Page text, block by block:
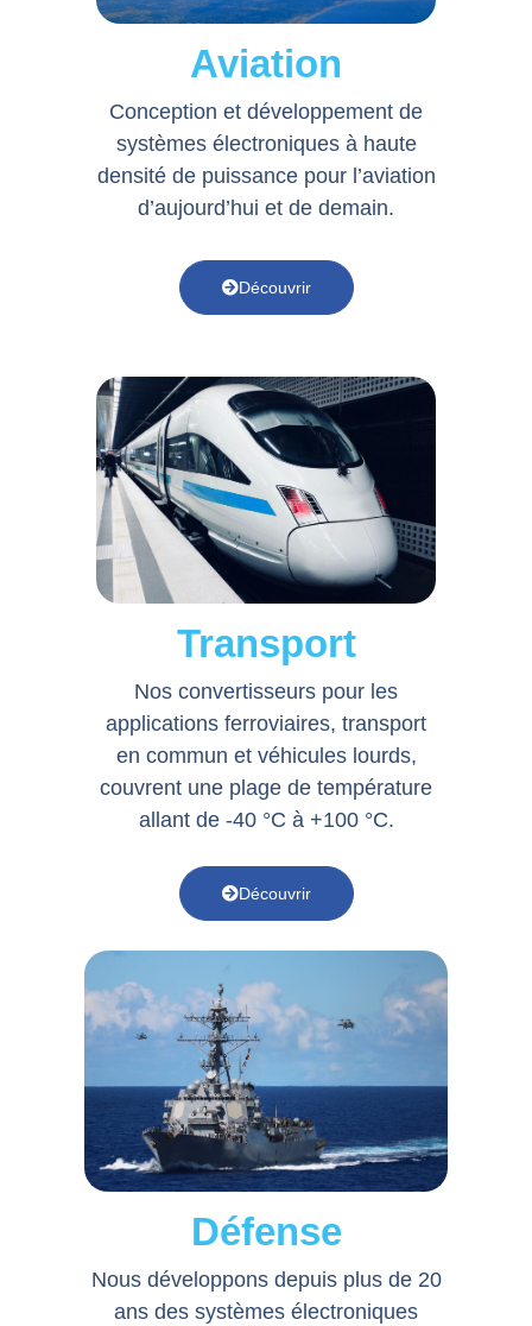
Aviation
Conception et développement de
systèmes électroniques à haute
densité de puissance pour l’aviation
d’aujourd’hui et de demain.
Découvrir
Transport
Nos convertisseurs pour les
applications ferroviaires, transport
en commun et véhicules lourds,
couvrent une plage de température
allant de -40 °C à +100 °C.
Découvrir
Défense
Nous développons depuis plus de 20
ans des systèmes électroniques